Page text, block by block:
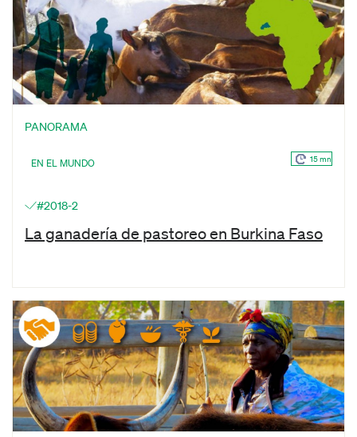
PANORAMA
EN EL MUNDO 15 mn
#2018-2
La ganadería de pastoreo en Burkina Faso